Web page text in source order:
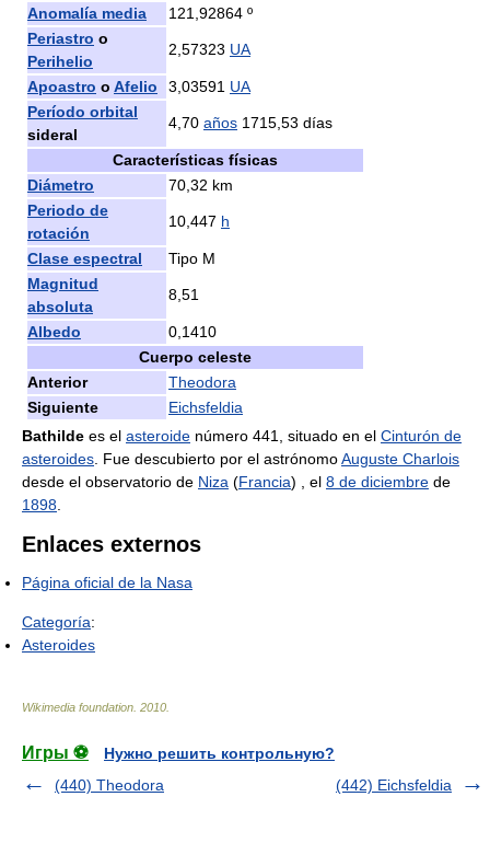
Anomalía media
121,92864 º
Periastro o
Perihelio
2,57323 UA
Apoastro o Afelio 3,03591 UA
Período orbital
sideral
4,70 años 1715,53 días
Características físicas
Diámetro
70,32 km
Periodo de
rotación
10,447 h
Clase espectral
Tipo M
Magnitud
absoluta
8,51
Albedo
0,1410
Cuerpo celeste
Anterior
Theodora
Siguiente
Eichsfeldia
Bathilde es el asteroide número 441, situado en el Cinturón de
asteroides . Fue descubierto por el astrónomoAuguste Charlois
desde el observatorio de Niza (Francia) , el 8 de diciembre de
1898
Enlaces externos
Página oficial de la Nasa
Categoría:
Asteroides
Wikimedia foundation 2010
Игры ⚽
Нужно решить контрольную?
(440) Theodora
(442) Eichsfeldia